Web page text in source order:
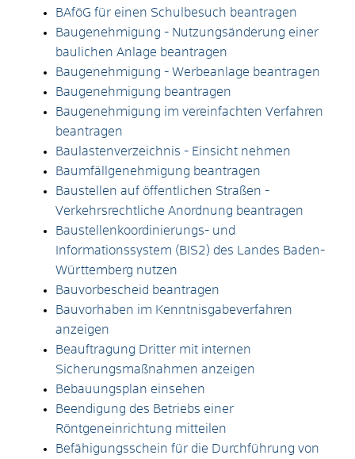
BAföG für einen Schulbesuch beantragen
Baugenehmigung - Nutzungsänderung einer
baulichen Anlage beantragen
Baugenehmigung - Werbeanlage beantragen
Baugenehmigung beantragen
Baugenehmigung im vereinfachten Verfahren
beantragen
Baulastenverzeichnis - Einsicht nehmen
Baumfällgenehmigung beantragen
Baustellen auf öffentlichen Straßen -
Verkehrsrechtliche Anordnung beantragen
Baustellenkoordinierungs- und
Informationssystem (BIS2) des Landes Baden-
Württemberg nutzen
Bauvorbescheid beantragen
Bauvorhaben im Kenntnisgabeverfahren
anzeigen
Beauftragung Dritter mit internen
Sicherungsmaßnahmen anzeigen
Bebauungsplan einsehen
Beendigung des Betriebs einer
Röntgeneinrichtung mitteilen
Befähigungsschein für die Durchführung von